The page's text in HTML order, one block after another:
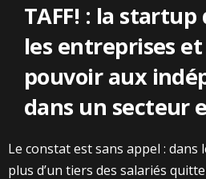
TAFF! : la
les entreprises
pouvoir aux
dans un secteur
Le constat est sans appel :
plus d’un tiers des salariés